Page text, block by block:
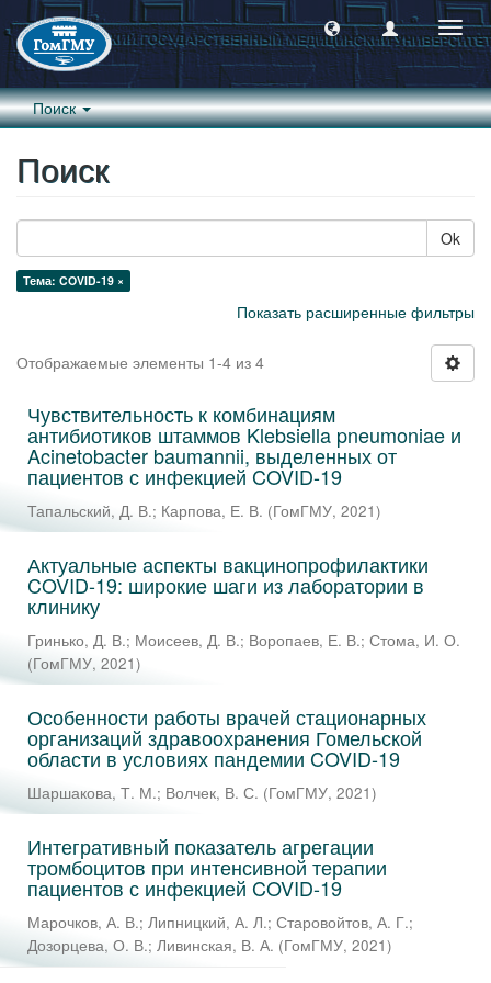
Поиск
Поиск
Ok
Тема: COVID-19 ×
Показать расширенные фильтры
Отображаемые элементы 1-4 из 4
Чувствительность к комбинациям
антибиотиков штаммов Klebsiella pneumoniae и
Acinetobacter baumannii, выделенных от
пациентов с инфекцией COVID-19
Тапальский, Д. В.; Карпова, Е. В. (ГомГМУ, 2021)
Актуальные аспекты вакцинопрофилактики
COVID-19: широкие шаги из лаборатории в
клинику
Гринько, Д. В.; Моисеев, Д. В.; Воропаев, Е. В.; Стома, И. О.
(ГомГМУ, 2021)
Особенности работы врачей стационарных
организаций здравоохранения Гомельской
области в условиях пандемии COVID-19
Шаршакова, Т. М.; Волчек, В. С. (ГомГМУ, 2021)
Интегративный показатель агрегации
тромбоцитов при интенсивной терапии
пациентов с инфекцией COVID-19
Марочков, А. В.; Липницкий, А. Л.; Старовойтов, А. Г.;
Дозорцева, О. В.; Ливинская, В. А. (ГомГМУ, 2021)